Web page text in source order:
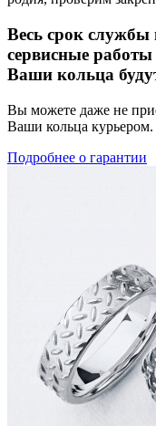
Весь срок
сервисные
Ваши кольца
Вы можете даже не
Ваши кольца курьером.
Подробнее о гарантии